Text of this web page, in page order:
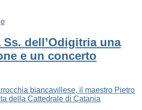
Ss. dell’Odigitria una
e un concerto
biancavillese, il maestro Pietro
della Cattedrale di Catania